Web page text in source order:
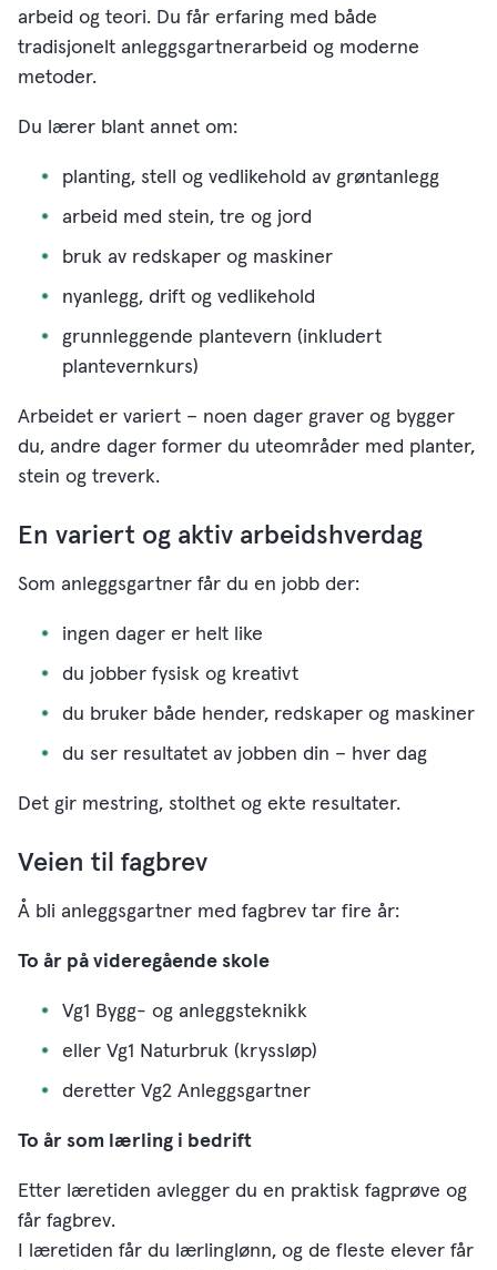
arbeid og teori. Du får erfaring med både
tradisjonelt anleggsgartnerarbeid og moderne
metoder.
Du lærer blant annet om:
planting, stell og vedlikehold av grøntanlegg
arbeid med stein, tre og jord
bruk av redskaper og maskiner
nyanlegg, drift og vedlikehold
grunnleggende plantevern (inkludert
plantevernkurs)
Arbeidet er variert – noen dager graver og bygger
du, andre dager former du uteområder med planter,
stein og treverk.
En variert og aktiv arbeidshverdag
Som anleggsgartner får du en jobb der:
ingen dager er helt like
du jobber fysisk og kreativt
du bruker både hender, redskaper og maskiner
du ser resultatet av jobben din – hver dag
Det gir mestring, stolthet og ekte resultater.
Veien til fagbrev
Å bli anleggsgartner med fagbrev tar fire år:
To år på videregående skole
Vg1 Bygg- og anleggsteknikk
eller Vg1 Naturbruk (kryssløp)
deretter Vg2 Anleggsgartner
To år som lærling i bedrift
Etter læretiden avlegger du en praktisk fagprøve og
får fagbrev.
I læretiden får du lærlinglønn, og de fleste elever får